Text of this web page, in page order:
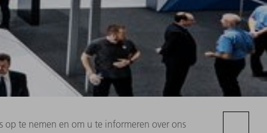
te nemen en om u te informeren over ons